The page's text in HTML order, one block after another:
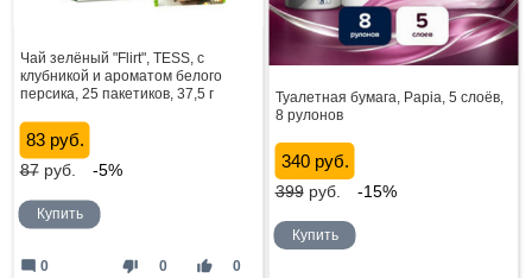
Чай зелёный "Flirt", TESS, с
клубникой и ароматом белого
персика, 25 пакетиков, 37,5 г
83 руб.
87руб. -5%
Купить
thumb_down 0 thumb_up 0
mode_comment 0
Туалетная бумага, Papia, 5 слоёв,
8 рулонов
340 руб.
399руб. -15%
Купить